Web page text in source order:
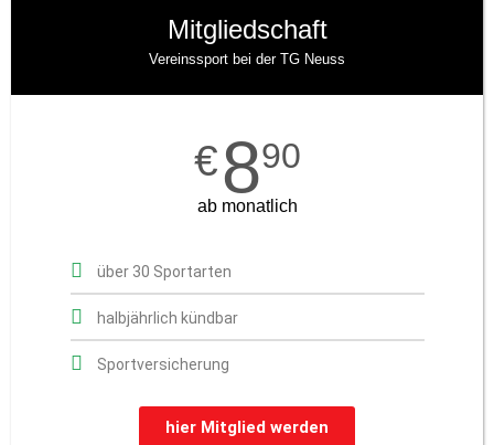
Mitgliedschaft
Vereinssport bei der TG Neuss
€890
ab monatlich
über 30 Sportarten
halbjährlich kündbar
Sportversicherung
hier Mitglied werden